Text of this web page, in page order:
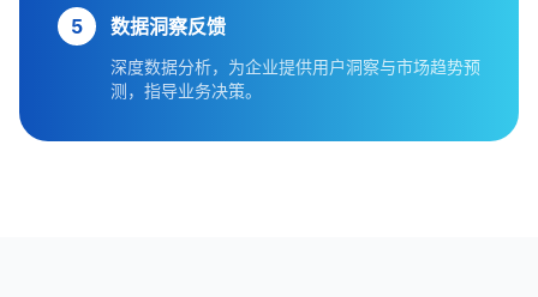
5 数据洞察反馈
深度数据分析，为企业提供用户洞察与市场趋势预
测，指导业务决策。